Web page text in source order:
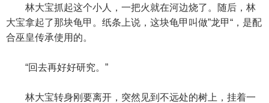
林大宝抓起这个小人，一把火就在河边烧了。随后，林
大宝拿起了那块龟甲。纸条上说，这块龟甲叫做”龙甲“，是配
合巫皇传承使用的。
“回去再好好研究。”
林大宝转身刚要离开，突然见到不远处的树上，挂着一